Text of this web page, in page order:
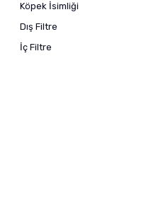
Köpek İsimliği
Dış Filtre
İç Filtre